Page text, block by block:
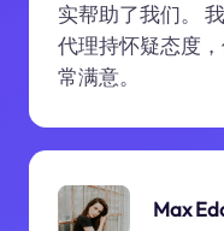
实帮助了我们。
代理持怀疑态度
常满意。
Max